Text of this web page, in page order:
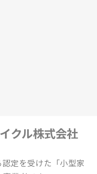
クル株式会社
定を受けた「小型家